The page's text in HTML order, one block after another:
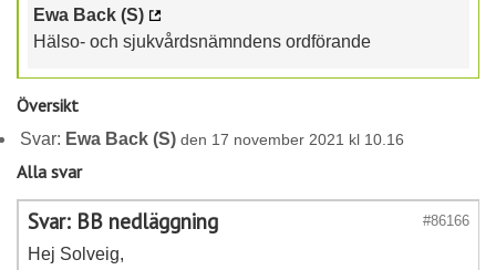
Ewa Back (S)
Hälso- och sjukvårdsnämndens ordförande
Översikt
Svar: Ewa Back (S) den 17 november 2021 kl 10.16
Alla svar
#86166
Svar: BB nedläggning
Hej Solveig,